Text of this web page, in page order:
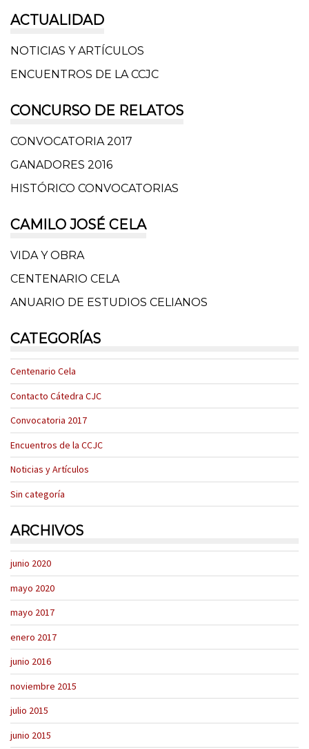
ACTUALIDAD
NOTICIAS Y ARTÍCULOS
ENCUENTROS DE LA CCJC
CONCURSO DE RELATOS
CONVOCATORIA 2017
GANADORES 2016
HISTÓRICO CONVOCATORIAS
CAMILO JOSÉ CELA
VIDA Y OBRA
CENTENARIO CELA
ANUARIO DE ESTUDIOS CELIANOS
CATEGORÍAS
Centenario Cela
Contacto Cátedra CJC
Convocatoria 2017
Encuentros de la CCJC
Noticias y Artículos
Sin categoría
ARCHIVOS
junio 2020
mayo 2020
mayo 2017
enero 2017
junio 2016
noviembre 2015
julio 2015
junio 2015